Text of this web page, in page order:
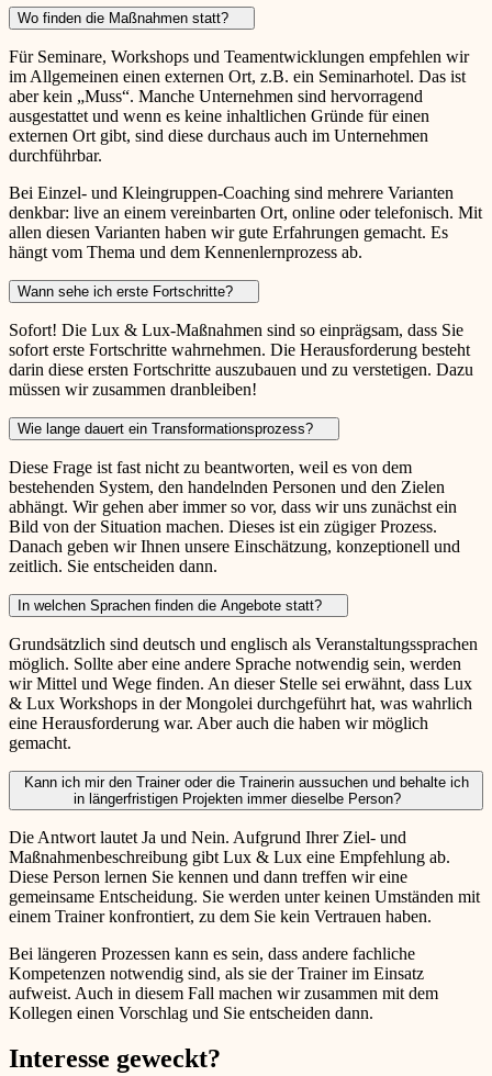
Wo finden die Maßnahmen statt?
Für Seminare, Workshops und Teamentwicklungen empfehlen wir
im Allgemeinen einen externen Ort, z.B. ein Seminarhotel. Das ist
aber kein „Muss“. Manche Unternehmen sind hervorragend
ausgestattet und wenn es keine inhaltlichen Gründe für einen
externen Ort gibt, sind diese durchaus auch im Unternehmen
durchführbar.
Bei Einzel- und Kleingruppen-Coaching sind mehrere Varianten
denkbar: live an einem vereinbarten Ort, online oder telefonisch. Mit
allen diesen Varianten haben wir gute Erfahrungen gemacht. Es
hängt vom Thema und dem Kennenlernprozess ab.
Wann sehe ich erste Fortschritte?
Sofort! Die Lux & Lux-Maßnahmen sind so einprägsam, dass Sie
sofort erste Fortschritte wahrnehmen. Die Herausforderung besteht
darin diese ersten Fortschritte auszubauen und zu verstetigen. Dazu
müssen wir zusammen dranbleiben!
Wie lange dauert ein Transformationsprozess?
Diese Frage ist fast nicht zu beantworten, weil es von dem
bestehenden System, den handelnden Personen und den Zielen
abhängt. Wir gehen aber immer so vor, dass wir uns zunächst ein
Bild von der Situation machen. Dieses ist ein zügiger Prozess.
Danach geben wir Ihnen unsere Einschätzung, konzeptionell und
zeitlich. Sie entscheiden dann.
In welchen Sprachen finden die Angebote statt?
Grundsätzlich sind deutsch und englisch als Veranstaltungssprachen
möglich. Sollte aber eine andere Sprache notwendig sein, werden
wir Mittel und Wege finden. An dieser Stelle sei erwähnt, dass Lux
& Lux Workshops in der Mongolei durchgeführt hat, was wahrlich
eine Herausforderung war. Aber auch die haben wir möglich
gemacht.
Kann ich mir den Trainer oder die Trainerin aussuchen und behalte ich
in längerfristigen Projekten immer dieselbe Person?
Die Antwort lautet Ja und Nein. Aufgrund Ihrer Ziel- und
Maßnahmenbeschreibung gibt Lux & Lux eine Empfehlung ab.
Diese Person lernen Sie kennen und dann treffen wir eine
gemeinsame Entscheidung. Sie werden unter keinen Umständen mit
einem Trainer konfrontiert, zu dem Sie kein Vertrauen haben.
Bei längeren Prozessen kann es sein, dass andere fachliche
Kompetenzen notwendig sind, als sie der Trainer im Einsatz
aufweist. Auch in diesem Fall machen wir zusammen mit dem
Kollegen einen Vorschlag und Sie entscheiden dann.
Interesse geweckt?